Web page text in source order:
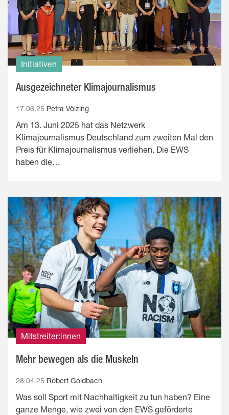
Initiativen
Ausgezeichneter Klimajournalismus
17.06.25 Petra Völzing
Am 13. Juni 2025 hat das Netzwerk
Klimajournalismus Deutschland zum zweiten Mal den
Preis für Klimajournalismus verliehen. Die EWS
haben die…
Mitstreiter:innen
Mehr bewegen als die Muskeln
28.04.25 Robert Goldbach
Was soll Sport mit Nachhaltigkeit zu tun haben? Eine
ganze Menge, wie zwei von den EWS geförderte